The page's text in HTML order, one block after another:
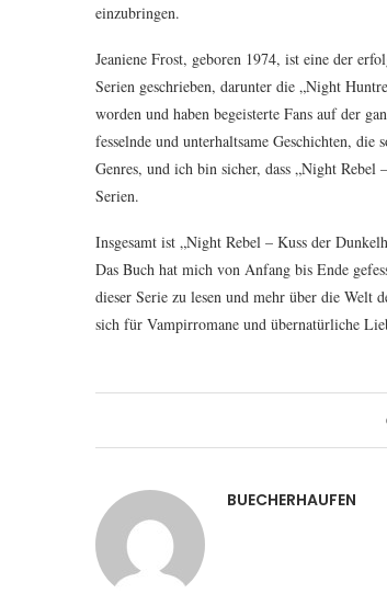
einzubringen.
Jeaniene Frost, geboren 1974, ist eine der
Serien geschrieben, darunter die „Night
worden und haben begeisterte Fans auf der
fesselnde und unterhaltsame Geschichten,
Genres, und ich bin sicher, dass „Night
Serien.
Insgesamt ist „Night Rebel – Kuss der
Das Buch hat mich von Anfang bis Ende
dieser Serie zu lesen und mehr über die Welt
sich für Vampirromane und übernatürliche
BUECHERHAUFEN